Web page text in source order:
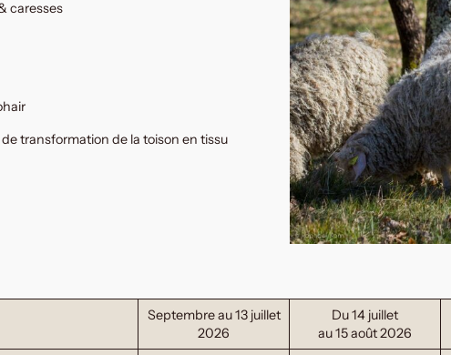
caresses
transformation de la toison en tissu
Septembre au 13 juillet
2026
Du 14 juillet
au 15 août 2026